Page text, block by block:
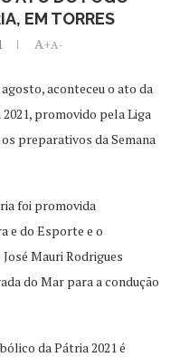
EM TORRES
A+A-
aconteceu o ato da
promovido pela Liga
preparativos da Semana
foi promovida
e do Esporte e o
Mauri Rodrigues
do Mar para a condução
da Pátria 2021 é